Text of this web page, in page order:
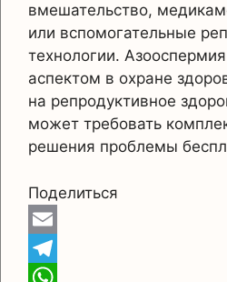
вмешательство,
или вспомогательные
технологии.
аспектом в охране
на репродуктивное
может требовать
решения проблемы
Поделиться
E
m
T